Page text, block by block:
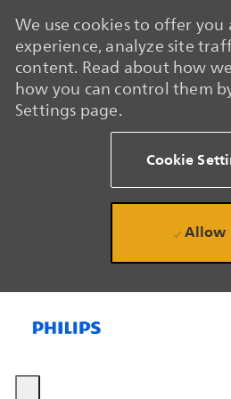
We use cookies to offer
experience, analyze site
content. Read about how
how you can control them
Settings page.
Cookie
Allow